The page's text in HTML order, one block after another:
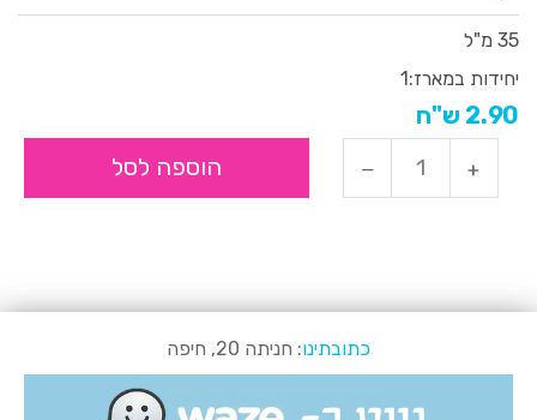
35 מ"ל
יחידות במארז:1
2.90 ש"ח
הוספה לסל
כתובתינו: חניתה 20, חיפה